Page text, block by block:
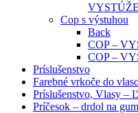
Cop s výstuhou
Back
COP –
COP –
Príslušenstvo
Farebné vrkoče do
Príslušenstvo, Vlasy –
Príčesok – drdol na